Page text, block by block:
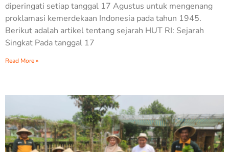
diperingati setiap tanggal 17 Agustus untuk mengenang
proklamasi kemerdekaan Indonesia pada tahun 1945.
Berikut adalah artikel tentang sejarah HUT RI: Sejarah
Singkat Pada tanggal 17
Read More »